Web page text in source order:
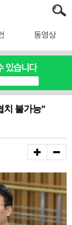
동영상
치 불가능"